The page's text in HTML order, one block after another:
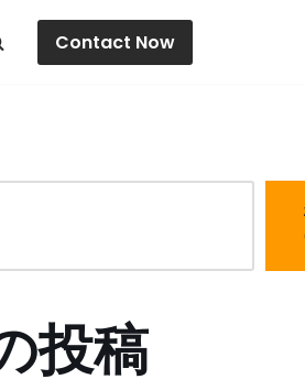
Contact Now
投稿